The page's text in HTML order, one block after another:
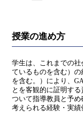
授業の進め方
学生は、これまでの
ているものを含む）
を含む。）により、
とを客観的に証明す
ついて指導教員と予
考えられる経験・実績